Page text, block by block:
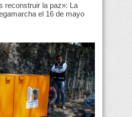
reconstruir la paz»: La
el 16 de mayo